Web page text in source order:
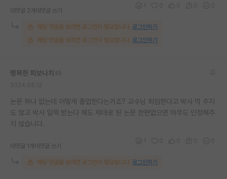
반도체 아카데미
대댓글 2개 대댓글 쓰기
해당 댓글을 보려면 로그인이 필요합니다. 로그인하기
해당 댓글을 보려면 로그인이 필요합니다. 로그인하기
행복한 피보나치
논문 하나 없는데 어떻게 졸업한다는거죠? 교수님 퇴임한다고 박사 막 주지
도 않고 박사 일찍 받는다 해도 제대로 된 논문 한편없으면 아무도 인정해주
지 않습니다.
대댓글 1개 대댓글 쓰기
해당 댓글을 보려면 로그인이 필요합니다. 로그인하기